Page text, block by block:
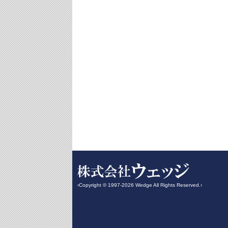
‹Copyright © 1997-2026 Wedge All Rights Reserved.›